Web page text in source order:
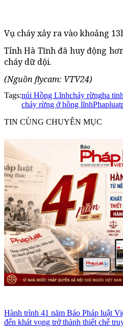
Vụ cháy xảy ra vào khoảng
Tỉnh Hà Tĩnh đã huy động
cháy dữ dội.
(Nguồn flycam: VTV24)
Tags:núi Hồng Lĩnhcháy rừngha tinh
cháy rừng ở hồng lĩnh
TIN CÙNG CHUYÊN MỤC
Hành trình 41 năm Báo Pháp luật
đến khát vọng trở thành thiết chế